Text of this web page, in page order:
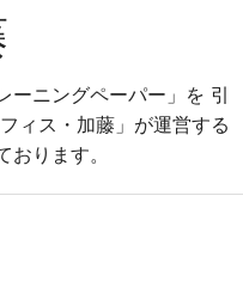
ーニングペーパー」を 引
ィス・加藤」が運営する
ります。